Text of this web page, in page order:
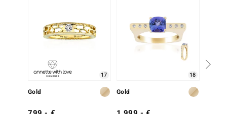
17
Gold
18
Gold